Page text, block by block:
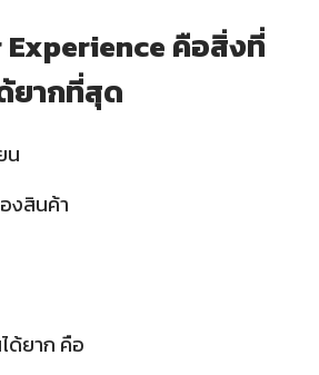
คือสิ่งที่
ยากที่สุด
น
งสินค้า
ด้ยาก คือ